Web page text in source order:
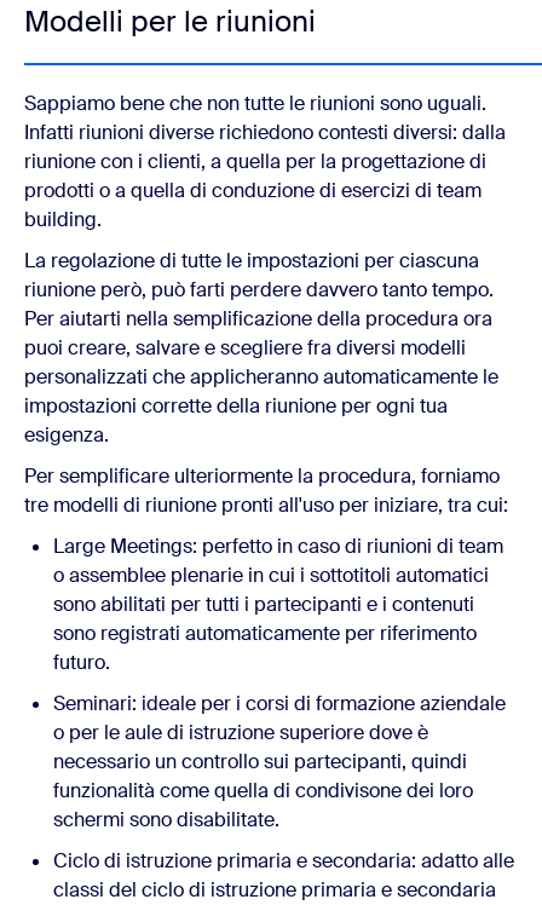
Modelli per le riunioni
Sappiamo bene che non tutte le riunioni sono uguali.
Infatti riunioni diverse richiedono contesti diversi: dalla
riunione con i clienti, a quella per la progettazione di
prodotti o a quella di conduzione di esercizi di team
building.
La regolazione di tutte le impostazioni per ciascuna
riunione però, può farti perdere davvero tanto tempo.
Per aiutarti nella semplificazione della procedura ora
puoi creare, salvare e scegliere fra diversi modelli
personalizzati che applicheranno automaticamente le
impostazioni corrette della riunione per ogni tua
esigenza.
Per semplificare ulteriormente la procedura, forniamo
tre modelli di riunione pronti all'uso per iniziare, tra cui:
Large Meetings: perfetto in caso di riunioni di team
o assemblee plenarie in cui i sottotitoli automatici
sono abilitati per tutti i partecipanti e i contenuti
sono registrati automaticamente per riferimento
futuro.
Seminari: ideale per i corsi di formazione aziendale
o per le aule di istruzione superiore dove è
necessario un controllo sui partecipanti, quindi
funzionalità come quella di condivisone dei loro
schermi sono disabilitate.
Ciclo di istruzione primaria e secondaria: adatto alle
classi del ciclo di istruzione primaria e secondaria